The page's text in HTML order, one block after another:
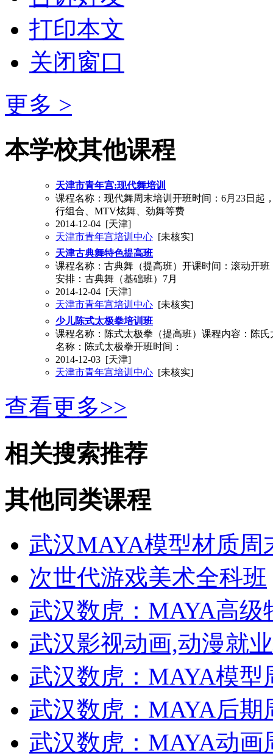
打印本文
关闭窗口
更多 >
本学校其他课程
天津市青年宫:现代舞培训
课程名称：现代舞周末培训开班时间：6月23日起
行组合、MTV炫舞、劲舞等费
2014-12-04 [天津]
天津市青年宫培训中心 [未核实]
天津古典舞特色提高班
课程名称：古典舞（提高班）开课时间：滚动开
安排：古典舞（基础班）7月
2014-12-04 [天津]
天津市青年宫培训中心 [未核实]
少儿陈式太极拳培训班
课程名称：陈式太极拳（提高班）课程内容：陈
名称：陈式太极拳开班时间：
2014-12-03 [天津]
天津市青年宫培训中心 [未核实]
查看更多>>
相关搜索推荐
其他同类课程
武汉MAYA模型材质周
次世代游戏美术全科班
武汉数虎：MAYA高级
武汉影视动画,动漫就
武汉数虎：MAYA模型
武汉数虎：MAYA后期
武汉数虎：MAYA动画